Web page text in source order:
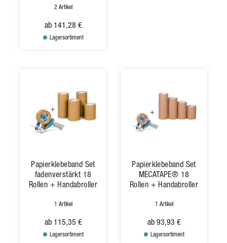
2 Artikel
ab 141,28 €
Lagersortiment
Papierklebeband Set
fadenverstärkt 18
Rollen + Handabroller
1 Artikel
ab 115,35 €
Lagersortiment
Papierklebeband Set
MECATAPE® 18
Rollen + Handabroller
1 Artikel
ab 93,93 €
Lagersortiment